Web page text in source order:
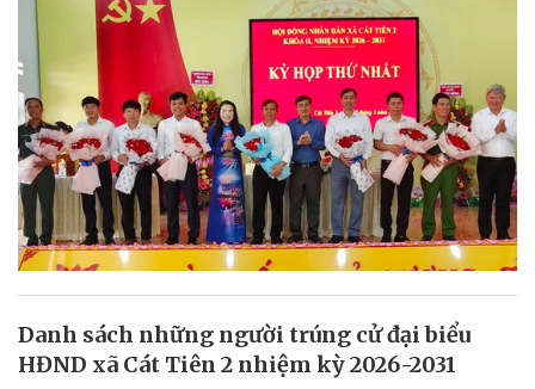
Danh sách những người trúng cử đại biểu
HĐND xã Cát Tiên 2 nhiệm kỳ 2026-2031